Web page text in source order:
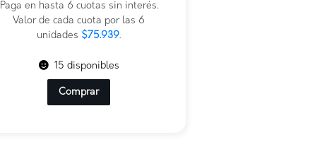
era:
$911.271.
es:
$455.635.
Paga en hasta 6 cuotas sin interés.
Valor de cada cuota por las 6
unidades $75.939.
15 disponibles
Comprar